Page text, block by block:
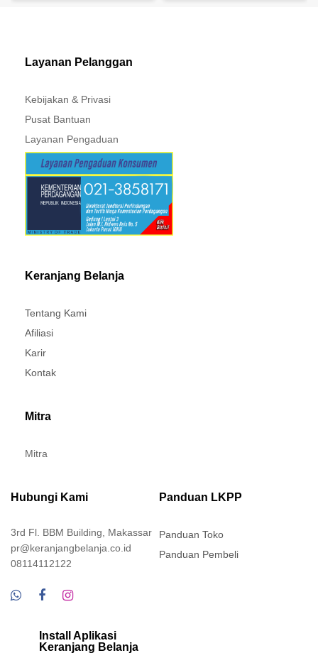
Layanan Pelanggan
Kebijakan & Privasi
Pusat Bantuan
Layanan Pengaduan
Keranjang Belanja
Tentang Kami
Afiliasi
Karir
Kontak
Mitra
Mitra
Hubungi Kami
3rd Fl. BBM Building, Makassar
pr@keranjangbelanja.co.id
08114112122
Panduan LKPP
Panduan Toko
Panduan Pembeli
Install Aplikasi
Keranjang Belanja